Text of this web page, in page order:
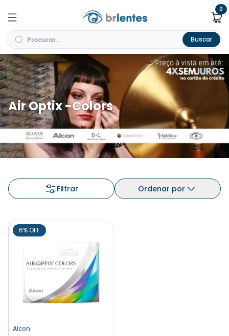
Buscar
0
Air Optix -Colors
Filtrar Ordenar por
6% OFF
Alcon